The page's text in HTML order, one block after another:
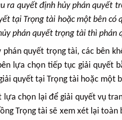
ra quyết định hủy phán quyết
tại Trọng tài hoặc một bên có
phán quyết trọng tài thì phán
quyết trọng tài, các bên
lựa chọn tiếp tục giải quyết
quyết tại Trọng tài hoặc một
chọn lại để giải quyết vụ
Trọng tài sẽ xem xét lại